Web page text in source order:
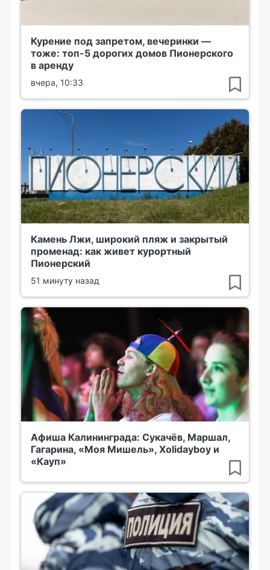
Курение под запретом, вечеринки —
тоже: топ-5 дорогих домов Пионерского
в аренду
вчера, 10:33
Камень Лжи, широкий пляж и закрытый
променад: как живет курортный
Пионерский
51 минуту назад
Афиша Калининграда: Сукачёв, Маршал,
Гагарина, «Моя Мишель», Xolidayboy и
«Кауп»